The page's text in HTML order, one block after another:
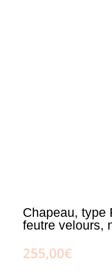
Chapeau, type
feutre velours,
255,00€